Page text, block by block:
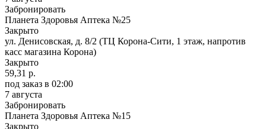
Забронировать
Планета Здоровья Аптека №25
Закрыто
ул. Денисовская, д. 8/2 (ТЦ Корона-Сити, 1 этаж, напротив
касс магазина Корона)
Закрыто
59,31 р.
под заказ в 02:00
7 августа
Забронировать
Планета Здоровья Аптека №15
Закрыто